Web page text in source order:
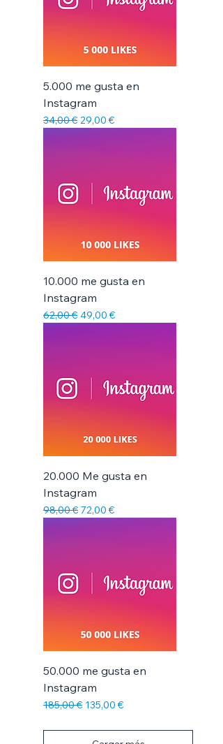
5.000 me gusta en
Instagram
Precio
34,00 € Precio de oferta
29,00 €
10.000 me gusta en
Instagram
Precio
62,00 € Precio de oferta
49,00 €
20.000 Me gusta en
Instagram
Precio
98,00 € Precio de oferta
72,00 €
50.000 me gusta en
Instagram
Precio
185,00 € Precio de oferta
135,00 €